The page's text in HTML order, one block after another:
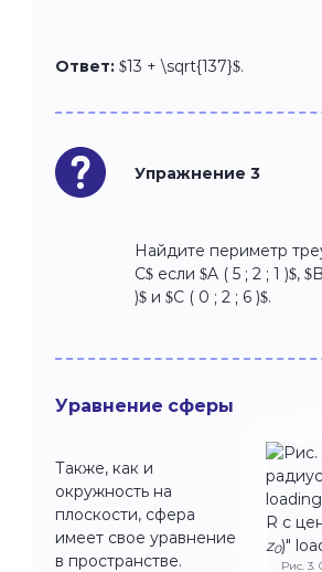
Ответ: $13 + \sqrt{137}$.
Упражнение 3
Найдите периметр
C$ если $A ( 5 ; 2 ; 1 )$,
)$ и $C ( 0 ; 2 ; 6 )$.
Уравнение сферы
R с
z0)"
Рис. 3.
Также, как и
окружность на
плоскости, сфера
имеет свое уравнение
в пространстве.